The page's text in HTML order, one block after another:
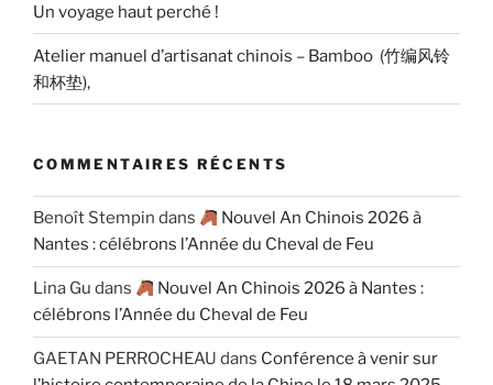
Un voyage haut perché !
Atelier manuel d’artisanat chinois – Bamboo (竹编风铃
和杯垫),
COMMENTAIRES RÉCENTS
Benoît Stempin dans
Nouvel An Chinois 2026 à
Nantes : célébrons l’Année du Cheval de Feu
Lina Gu dans
Nouvel An Chinois 2026 à Nantes :
célébrons l’Année du Cheval de Feu
GAETAN PERROCHEAU dans Conférence à venir sur